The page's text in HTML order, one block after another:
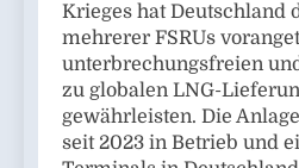
Krieges hat Deutschland
mehrerer FSRUs
unterbrechungsfreien
zu globalen LNG-
gewährleisten. Die
seit 2023 in Betrieb und